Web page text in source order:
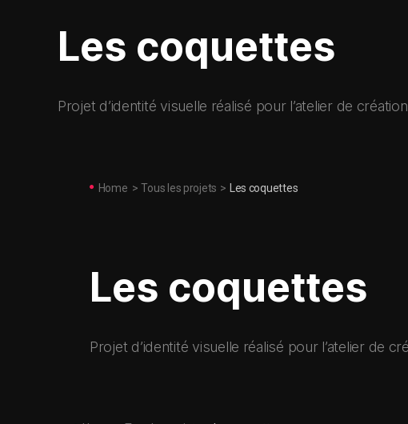
Les coquettes
Projet d’identité visuelle réalisé pour l’atelier de
Home > Tous les projets > Les coquettes
Les coquettes
Projet d’identité visuelle réalisé pour l’atelier de